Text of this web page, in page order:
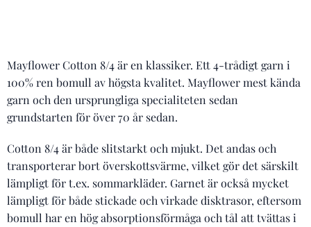
Mayflower Cotton 8/4 är en klassiker. Ett 4-trådigt garn i
100% ren bomull av högsta kvalitet. Mayflower mest kända
garn och den ursprungliga specialiteten sedan
grundstarten för över 70 år sedan.
Cotton 8/4 är både slitstarkt och mjukt. Det andas och
transporterar bort överskottsvärme, vilket gör det särskilt
lämpligt för t.ex. sommarkläder. Garnet är också mycket
lämpligt för både stickade och virkade disktrasor, eftersom
bomull har en hög absorptionsförmåga och tål att tvättas i